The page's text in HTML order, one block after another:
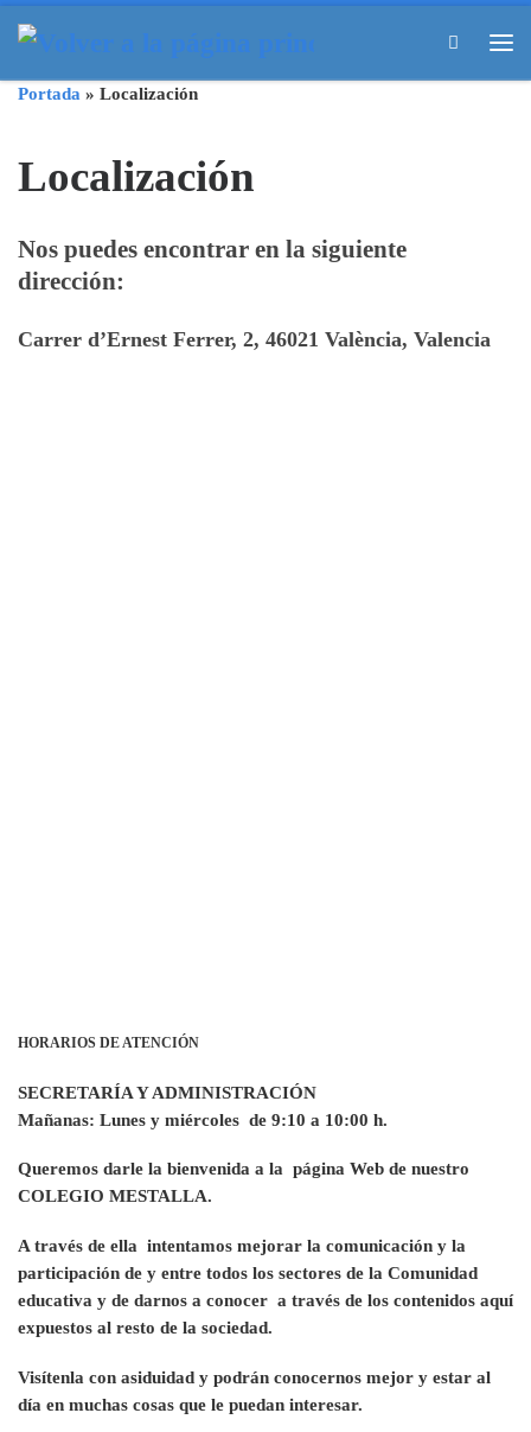
Skip to content
Search
Portada » Localización
Localización
Nos puedes encontrar en la siguiente
dirección:
Carrer d’Ernest Ferrer, 2, 46021 València, Valencia
HORARIOS DE ATENCIÓN
SECRETARÍA Y ADMINISTRACIÓN
Mañanas: Lunes y miércoles de 9:10 a 10:00 h.
Queremos darle la bienvenida a la página Web de nuestro
COLEGIO MESTALLA.
A través de ella intentamos mejorar la comunicación y la
participación de y entre todos los sectores de la Comunidad
educativa y de darnos a conocer a través de los contenidos aquí
expuestos al resto de la sociedad.
Visítenla con asiduidad y podrán conocernos mejor y estar al
día en muchas cosas que le puedan interesar.